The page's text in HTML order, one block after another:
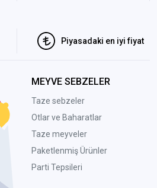
Piyasadaki en iyi fiyat
MEYVE SEBZELER
Taze sebzeler
Otlar ve Baharatlar
Taze meyveler
Paketlenmiş Ürünler
Parti Tepsileri